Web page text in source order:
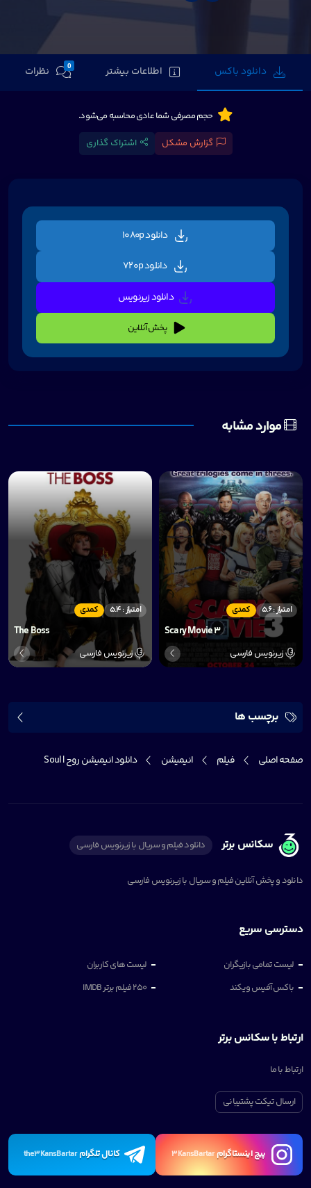
دانلود باکس اطلاعات بیشتر 0 نظرات
حجم مصرفی شما عادی محاسبه می‌شود.
گزارش مشکل
اشتراک گذاری
دانلود 1080p
دانلود 720p
دانلود زیرنویس
پخش آنلاین
موارد مشابه
کمدی امتیاز : 5.6
Scary Movie 3
زیرنویس فارسی
کمدی امتیاز : 5.4
The Boss
زیرنویس فارسی
برچسب ها
صفحه اصلی فیلم انیمیشن دانلود انیمیشن روح | Soul
سکانس برتر دانلود فیلم و سریال با زیرنویس فارسی
دانلود و پخش آنلاین فیلم و سریال با زیرنویس فارسی
دسترسی سریع
لیست تمامی بازیگران
لیست های کاربران
باکس آفیس ویکند
250 فیلم برتر IMDB
ارتباط با سکانس برتر
ارتباط با ما
ارسال تیکت پشتیبانی
پیچ اینستاگرام3KansBartar کانال تلگرامthe3KansBartar